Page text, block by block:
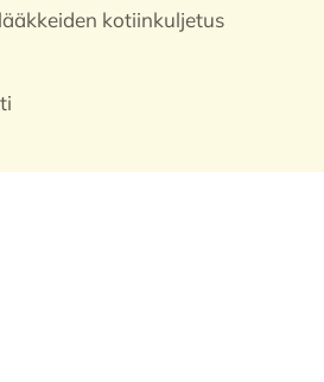
kotiinkuljetus